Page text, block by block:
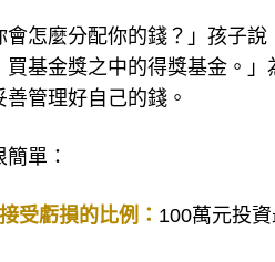
會怎麼分配你的錢？」孩子
買基金獎之中的得獎基金。
管理好自己的錢。
單：
受虧損的比例： 100萬元投